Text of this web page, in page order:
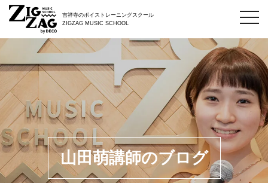
吉祥寺のボイストレーニングスクール
ZIGZAG MUSIC SCHOOL
山田萌講師のブログ